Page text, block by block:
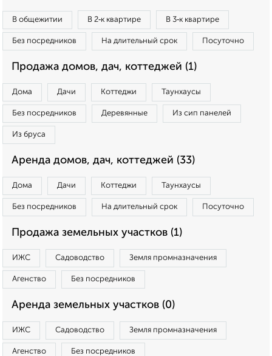
В общежитии В 2‑к квартире В 3‑к квартире
Без посредников На длительный срок Посуточно
Продажа домов, дач, коттеджей (1)
Дома Дачи Коттеджи Таунхаусы
Без посредников Деревянные Из сип панелей
Из бруса
Аренда домов, дач, коттеджей (33)
Дома Дачи Коттеджи Таунхаусы
Без посредников На длительный срок Посуточно
Продажа земельных участков (1)
ИЖС Садоводство Земля промназначения
Агенство Без посредников
Аренда земельных участков (0)
ИЖС Садоводство Земля промназначения
Агенство Без посредников